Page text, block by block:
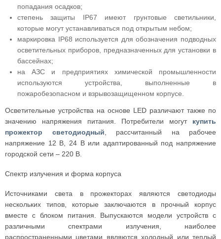
попадания осадков;
степень защиты IP67 имеют грунтовые светильники,
которые могут устанавливаться под открытым небом;
маркировка IP68 используется для обозначения подводных
осветительных приборов, предназначенных для установки в
бассейнах;
на АЗС и предприятиях химической промышленности
используются устройства, выполненные в
пожаробезопасном и взрывозащищенном корпусе.
Осветительные устройства на основе LED различают также по
значению напряжения питания. Потребители могут купить
прожектор светодиодный , рассчитанный на рабочее
напряжение 12 В, 24 В или адаптированный под напряжение
городской сети – 220 В.
Спектр излучения и форма корпуса
Источниками света в прожекторах являются светодиоды
нескольких типов, которые заключаются в прочный корпус
вместе с блоком питания. Выпускаются модели устройств с
различными спектрами излучения, наиболее
распространенными цветами являются холодный или теплый